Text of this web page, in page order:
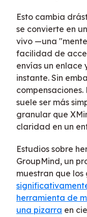
Esto cambia
se convierte en
vivo —una
facilidad de
envías un enlace
instante. Sin
suele ser más
granular que
claridad en un
Estudios sobre
GroupMind, un
muestran que
herramienta de
una pizarra en